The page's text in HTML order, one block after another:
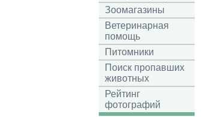
Зоомагазины
Ветеринарная
помощь
Питомники
Поиск пропавших
животных
Рейтинг
фотографий